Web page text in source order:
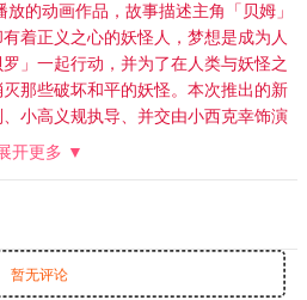
的动画作品，故事描述主角「贝姆」
着正义之心的妖怪人，梦想是成为人
」一起行动，并为了在人类与妖怪之
那些破坏和平的妖怪。本次推出的新
小高义规执导、并交由小西克幸饰演
野贤章饰演贝罗的全新作品。
开更多 ▼
暂无评论